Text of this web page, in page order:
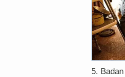
5.